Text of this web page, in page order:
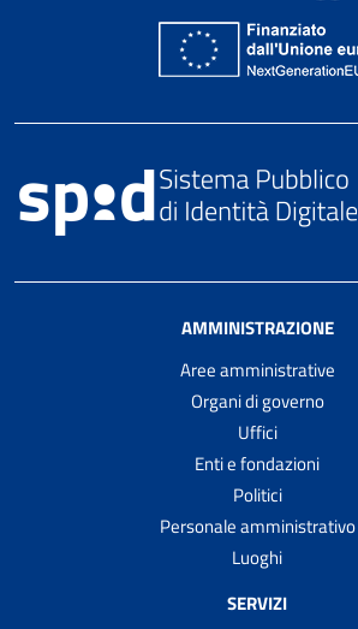
AMMINISTRAZIONE
Aree amministrative
Organi di governo
Uffici
Enti e fondazioni
Politici
Personale amministrativo
Luoghi
SERVIZI